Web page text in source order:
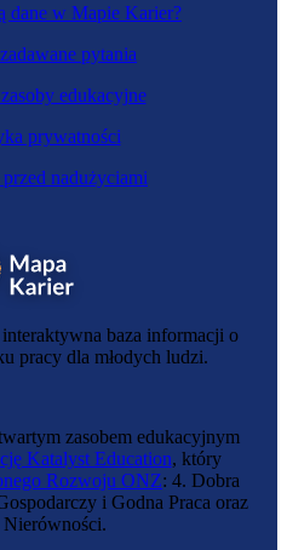
baza informacji o
pracy dla młodych ludzi.
dane w Mapie Karier?
pytania
edukacyjne
prywatności
nadużyciami
zasobem edukacyjnym
Katalyst Education, który
Rozwoju ONZ: 4. Dobra
i Godna Praca oraz